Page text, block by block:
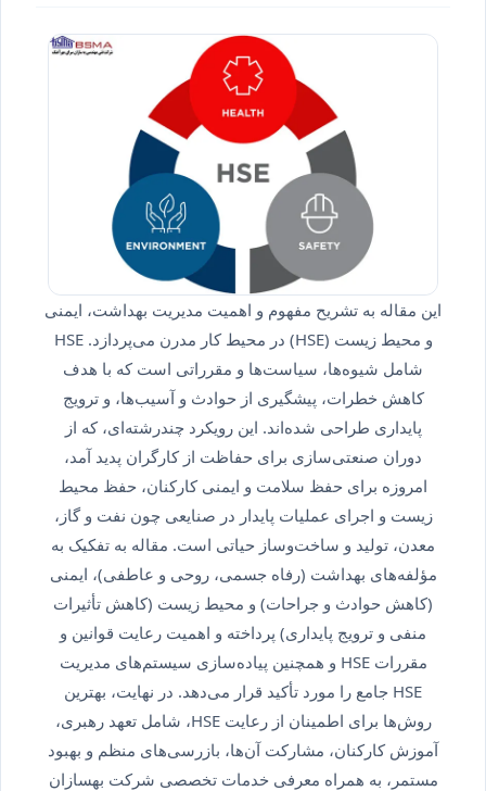
این مقاله به تشریح مفهوم و اهمیت مدیریت بهداشت، ایمنی
و محیط زیست (HSE) در محیط کار مدرن می‌پردازد. HSE
شامل شیوه‌ها، سیاست‌ها و مقرراتی است که با هدف
کاهش خطرات، پیشگیری از حوادث و آسیب‌ها، و ترویج
پایداری طراحی شده‌اند. این رویکرد چندرشته‌ای، که از
دوران صنعتی‌سازی برای حفاظت از کارگران پدید آمد،
امروزه برای حفظ سلامت و ایمنی کارکنان، حفظ محیط
زیست و اجرای عملیات پایدار در صنایعی چون نفت و گاز،
معدن، تولید و ساخت‌وساز حیاتی است. مقاله به تفکیک به
مؤلفه‌های بهداشت (رفاه جسمی، روحی و عاطفی)، ایمنی
(کاهش حوادث و جراحات) و محیط زیست (کاهش تأثیرات
منفی و ترویج پایداری) پرداخته و اهمیت رعایت قوانین و
مقررات HSE و همچنین پیاده‌سازی سیستم‌های مدیریت
HSE جامع را مورد تأکید قرار می‌دهد. در نهایت، بهترین
روش‌ها برای اطمینان از رعایت HSE، شامل تعهد رهبری،
آموزش کارکنان، مشارکت آن‌ها، بازرسی‌های منظم و بهبود
مستمر، به همراه معرفی خدمات تخصصی شرکت بهسازان